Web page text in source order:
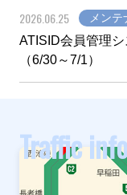
2026.06.25 メンテ
ATISID会員管理
（6/30～7/1）
Traffic